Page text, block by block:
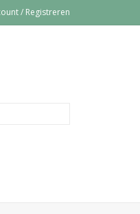
/ Registreren